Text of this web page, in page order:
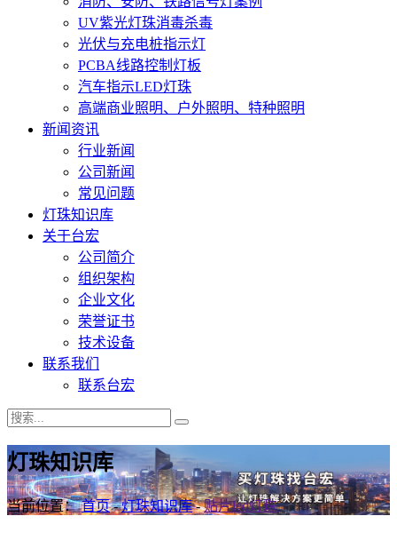
UV紫光灯珠消毒杀毒
光伏与充电桩指示灯
PCBA线路控制灯板
汽车指示LED灯珠
高端商业照明、户外照明、特种照明
新闻资讯
行业新闻
公司新闻
常见问题
灯珠知识库
关于台宏
公司简介
组织架构
企业文化
荣誉证书
技术设备
联系我们
联系台宏
灯珠知识库
当前位置：首页-灯珠知识库-贴片led灯珠